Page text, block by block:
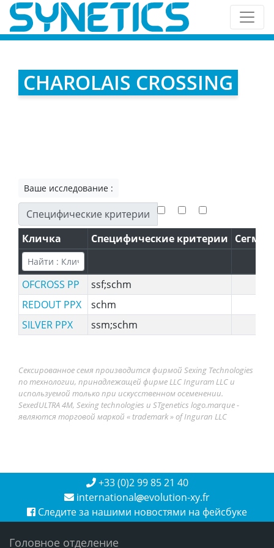
CHAROLAIS CROSSING
Ваше исследование :
Специфические критерии
Кличка
Специфические критерии
OFCROSS PP
ssf;schm
REDOUT PPX
schm
SILVER PPX
ssm;schm
Сексированное семя производится фирмой Sexing Technologies
по технологии, принадлежащей фирме LLC Inguram LLC и
используемой только при искусственном осеменении.
SexedULTRA 4M, Sexing technologies и STgenetics logo.marque -
являются торговой маркой « trademark » of Inguran LLC
+33 (0)2 99 85 21 40
international
evolution-xy.fr
Следите за нашими новостями на фейсбуке
Головное отделение